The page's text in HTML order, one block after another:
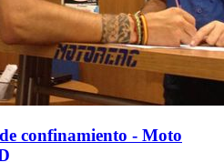
confinamiento - Moto